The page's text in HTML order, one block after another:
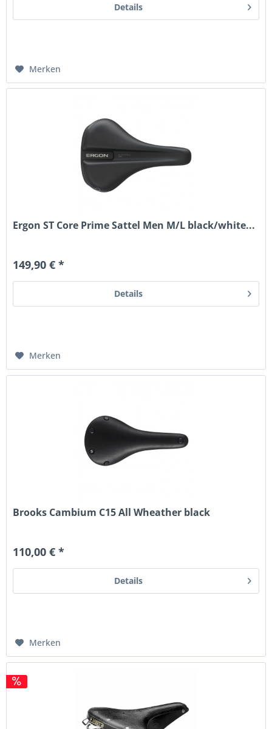
Details
Merken
Ergon ST Core Prime Sattel Men M/L black/white...
149,90 € *
Details
Merken
Brooks Cambium C15 All Wheather black
110,00 € *
Details
Merken